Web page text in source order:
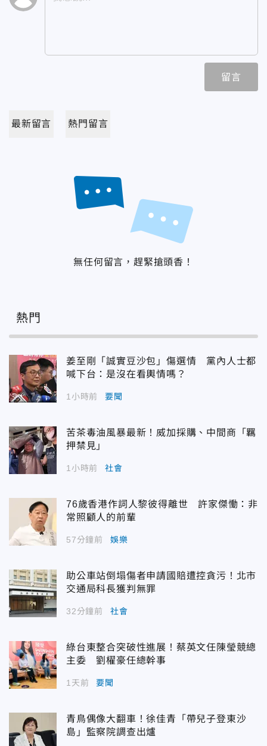
留言
最新留言 熱門留言
無任何留言，趕緊搶頭香！
熱門
姜至剛「誠實豆沙包」傷選情 黨內人士都
喊下台：是沒在看輿情嗎？
1小時前 要聞
苦茶毒油風暴最新！威加採購、中間商「羈
押禁見」
1小時前 社會
76歲香港作詞人黎彼得離世 許家傑慟：非
常照顧人的前輩
57分鐘前 娛樂
助公車站倒塌傷者申請國賠遭控貪污！北市
交通局科長獲判無罪
32分鐘前 社會
綠台東整合突破性進展！蔡英文任陳瑩競總
主委 劉櫂豪任總幹事
1天前 要聞
青鳥偶像大翻車！徐佳青「帶兒子登東沙
島」監察院調查出爐